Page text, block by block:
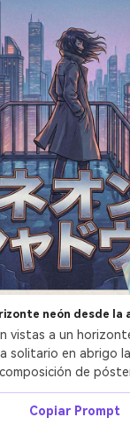
neón desde la
vistas a un
solitario en abrigo
de
hacia el título,
negativo nítido
Copiar Prompt